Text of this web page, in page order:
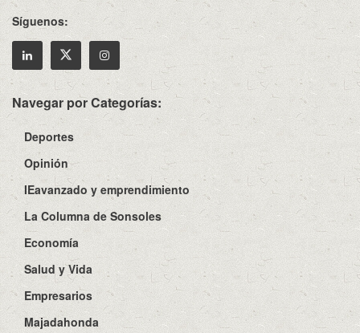
Síguenos:
Navegar por Categorías:
Deportes
Opinión
IEavanzado y emprendimiento
La Columna de Sonsoles
Economía
Salud y Vida
Empresarios
Majadahonda